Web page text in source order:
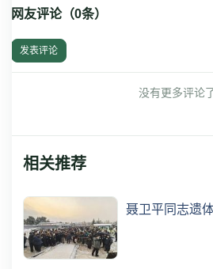
网友评论（0条）
发表评论
没有更多评论
相关推荐
聂卫平同志遗